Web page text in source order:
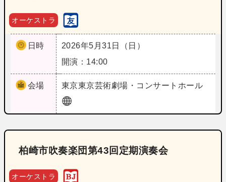
オーケストラ
日時
2026年5月31日（日）
開演：14:00
会場 東京東京芸術劇場・コンサートホール
柏崎市吹奏楽団第43回定期演奏会
オーケストラ